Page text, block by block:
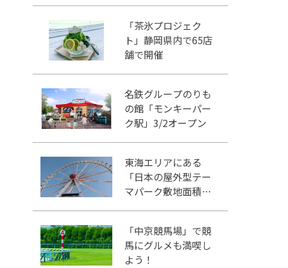
「茶氷プロジェク
ト」静岡県内で65店
舗で開催
名鉄グループのりも
の館「モンキーパー
ク駅」3/2オープン
東海エリアにある
「日本の屋外型テー
マパーク敷地面積ラ
「中京競馬場」で競
馬にグルメも満喫し
よう！